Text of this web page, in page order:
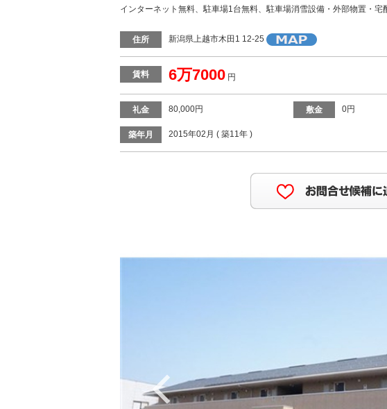
インターネット無料、駐車場1台無料、駐車場消雪設備・外部物置・宅
住所 新潟県上越市木田1 12-25
賃料 6万7000 円
礼金 80,000円 敷金 0円
築年月 2015年02月 ( 築11年 )
Previous